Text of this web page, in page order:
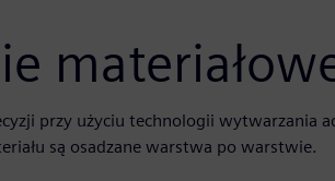
przy użyciu technologii wytwarzania
są osadzane warstwa po warstwie.